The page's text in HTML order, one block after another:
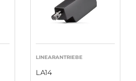
LINEARANTRIEBE
LA14